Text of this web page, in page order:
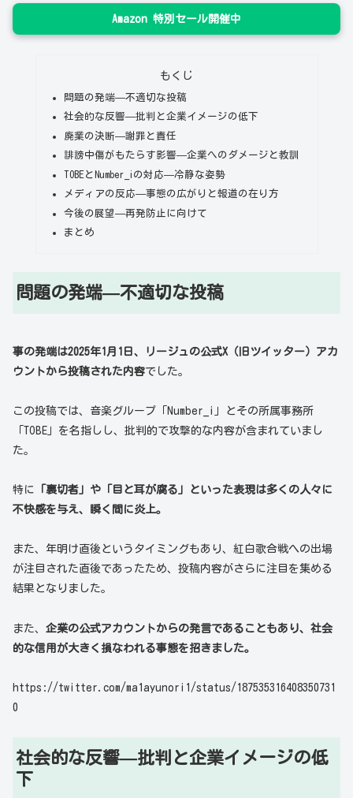
Amazon 特別セール開催中
もくじ
問題の発端—不適切な投稿
社会的な反響—批判と企業イメージの低下
廃業の決断—謝罪と責任
誹謗中傷がもたらす影響—企業へのダメージと教訓
TOBEとNumber_iの対応—冷静な姿勢
メディアの反応—事態の広がりと報道の在り方
今後の展望—再発防止に向けて
まとめ
問題の発端—不適切な投稿
事の発端は2025年1月1日、リージュの公式X（旧ツイッター）アカ
ウントから投稿された内容でした。
この投稿では、音楽グループ「Number_i」とその所属事務所
「TOBE」を名指しし、批判的で攻撃的な内容が含まれていまし
た。
特に 「裏切者」や「目と耳が腐る」といった表現は多くの人々に
不快感を与え、瞬く間に炎上。
また、年明け直後というタイミングもあり、紅白歌合戦への出場
が注目された直後であったため、投稿内容がさらに注目を集める
結果となりました。
また、 企業の公式アカウントからの発言であることもあり、社会
的な信用が大きく損なわれる事態を招きました。
https://twitter.com/ma1ayunori1/status/187535316408350731
0
社会的な反響—批判と企業イメージの低
下